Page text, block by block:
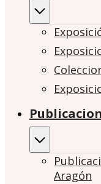
Aragón